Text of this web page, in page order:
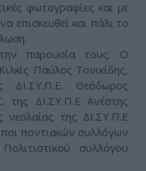
φωτογραφίες και με
επισκευθεί και πάλι το
παρουσία τους: Ο
Παύλος Τονικίδης,
ΔΙ.ΣΥ.Π.Ε. Θεόδωρος
της ΔΙ.ΣΥ.Π.Ε Ανέστης
νεολαίας της ΔΙ.ΣΥ.Π.Ε
ποντιακών συλλόγων
συλλόγου